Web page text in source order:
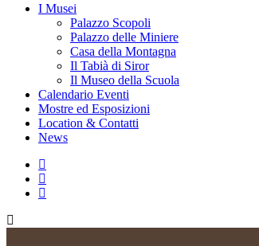
Close
I Musei
Palazzo Scopoli
Palazzo delle Miniere
Casa della Montagna
Il Tabià di Siror
Il Museo della Scuola
Calendario Eventi
Mostre ed Esposizioni
Location & Contatti
News
facebook
youtube
instagram